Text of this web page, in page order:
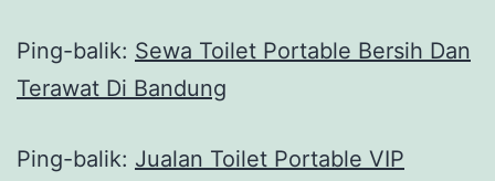
Ping-balik: Sewa Toilet Portable Bersih Dan
Terawat Di Bandung
Ping-balik: Jualan Toilet Portable VIP